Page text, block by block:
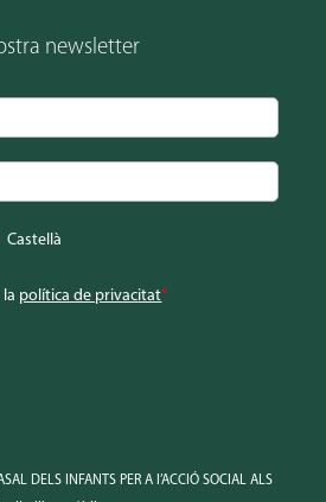
newsletter
Castellà
política de privacitat*
DELS INFANTS PER A l’ACCIÓ SOCIAL ALS